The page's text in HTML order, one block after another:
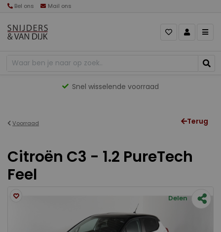
Bel ons Mail ons
Snel wisselende voorraad
Voorraad Terug
Citroën C3 - 1.2 PureTech
Feel
Delen